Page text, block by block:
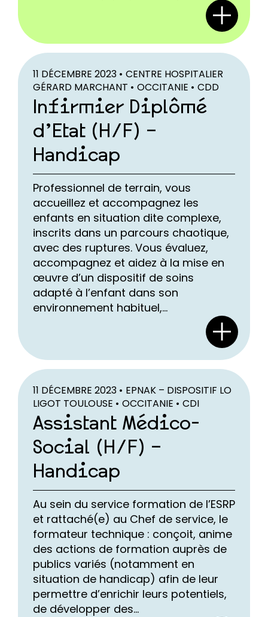
11 DÉCEMBRE 2023 • CENTRE HOSPITALIER
GÉRARD MARCHANT • OCCITANIE • CDD
Infirmier Diplômé
d’Etat (H/F) –
Handicap
Professionnel de terrain, vous
accueillez et accompagnez les
enfants en situation dite complexe,
inscrits dans un parcours chaotique,
avec des ruptures. Vous évaluez,
accompagnez et aidez à la mise en
œuvre d’un dispositif de soins
adapté à l’enfant dans son
environnement habituel,...
11 DÉCEMBRE 2023 • EPNAK – DISPOSITIF LO
LIGOT TOULOUSE • OCCITANIE • CDI
Assistant Médico-
Social (H/F) –
Handicap
Au sein du service formation de l’ESRP
et rattaché(e) au Chef de service, le
formateur technique : conçoit, anime
des actions de formation auprès de
publics variés (notamment en
situation de handicap) afin de leur
permettre d’enrichir leurs potentiels,
de développer des...